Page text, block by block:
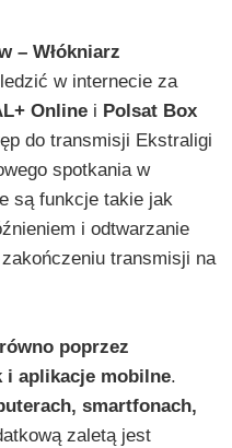
– Włókniarz
w internecie za
Onlinei Polsat Box
do transmisji Ekstraligi
spotkania w
są funkcje takie jak
i odtwarzanie
transmisji na
poprzez
i aplikacje mobilne.
smartfonach,
zaletą jest